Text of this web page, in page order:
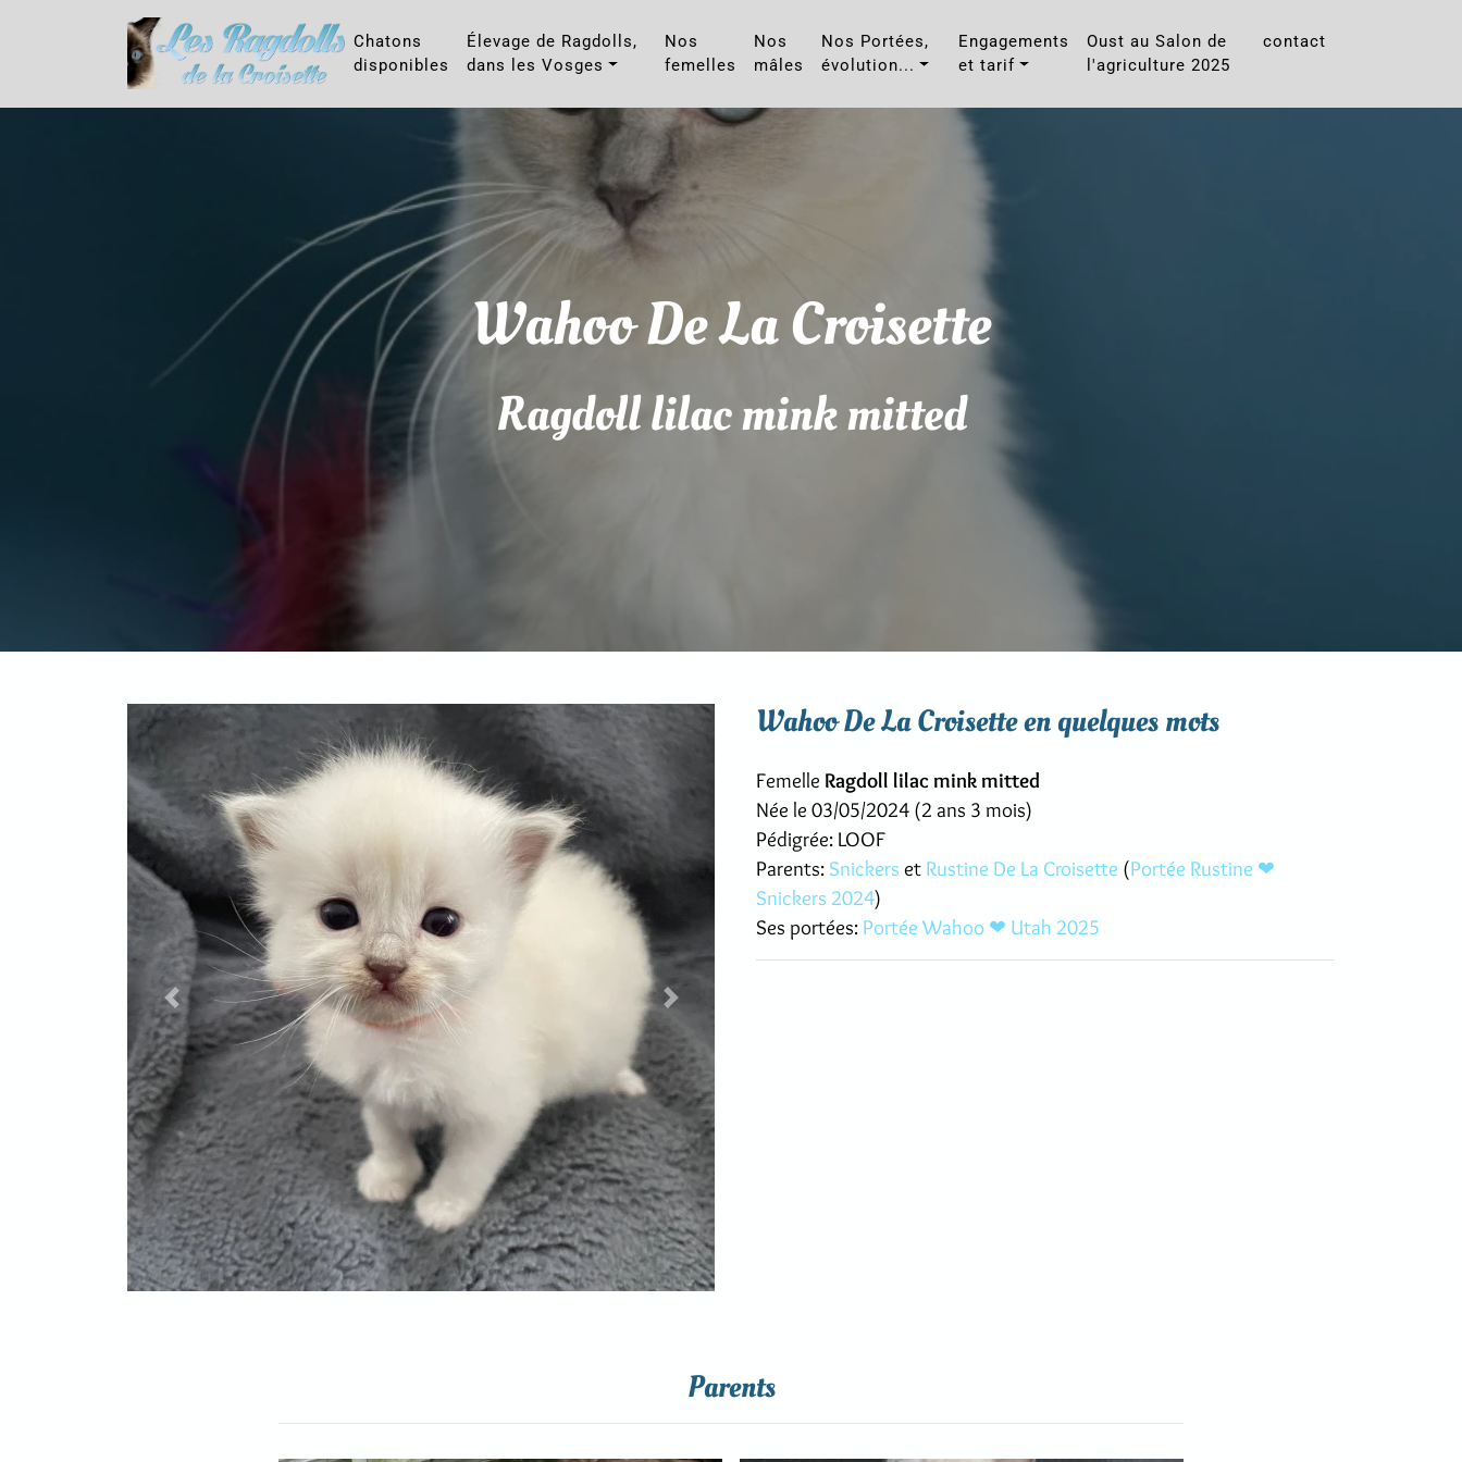
Chatons
disponibles
Élevage de Ragdolls,
dans les Vosges
Nos
femelles
Nos
mâles
Nos Portées,
évolution...
Engagements
et tarif
Oust au Salon de
l'agriculture 2025
contact
Wahoo De La Croisette
Ragdoll lilac mink mitted
Previous Next
Wahoo De La Croisette en quelques mots
Femelle Ragdoll lilac mink mitted
Née le 03/05/2024 (2 ans 3 mois)
Pédigrée: LOOF
Parents: Snickers et Rustine De La Croisette (Portée Rustine ❤
Snickers 2024)
Ses portées: Portée Wahoo ❤ Utah 2025
Parents